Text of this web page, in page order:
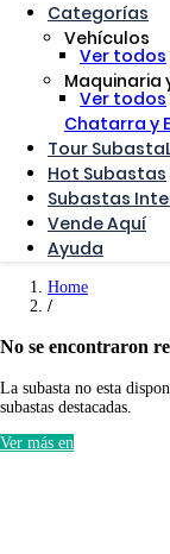
Categorías
Vehículos
Ver todos
Maquinaria
Ver todos
Chatarra y
Tour
Hot Subastas
Subastas
Vende Aquí
Ayuda
Home
No se encontraron
La subasta no esta
subastas destacadas.
Ver más en